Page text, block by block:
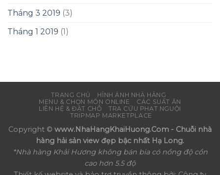
Tháng 3 2019 (3)
Tháng 1 2019 (1)
TRANG CHỦ
HÌNH ẢNH NHÀ HÀNG
MENU & CHỌN MÓN ONLINE
CÁC SUẤT ĂN
LIÊN HỆ & ĐẶT CHỖ
TRA CỨU PHẠT NGUỘI
TRIPMAP MARKETPLACE
Copyright © www.NhaHangKhaiHuong.Com - Chuỗi nhà
hàng hải sản view đẹp bậc nhất Hạ Long.
*Nhà hàng Khải Hương không bán bia có nồng độ cồn
cao hơn 5.5 độ